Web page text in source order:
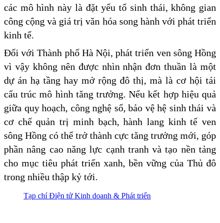
các mô hình này là đặt yếu tố sinh thái, không gian
công cộng và giá trị văn hóa song hành với phát triển
kinh tế.
Đối với Thành phố Hà Nội, phát triển ven sông Hồng
vì vậy không nên được nhìn nhận đơn thuần là một
dự án hạ tầng hay mở rộng đô thị, mà là cơ hội tái
cấu trúc mô hình tăng trưởng. Nếu kết hợp hiệu quả
giữa quy hoạch, công nghệ số, bảo vệ hệ sinh thái và
cơ chế quản trị minh bạch, hành lang kinh tế ven
sông Hồng có thể trở thành cực tăng trưởng mới, góp
phần nâng cao năng lực cạnh tranh và tạo nền tảng
cho mục tiêu phát triển xanh, bền vững của Thủ đô
trong nhiều thập kỷ tới.
Tạp chí Điện tử Kinh doanh & Phát triển